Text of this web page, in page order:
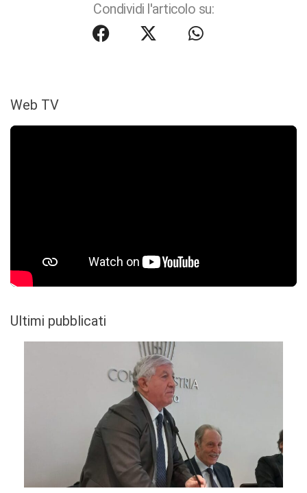
Condividi l'articolo su:
Web TV
Ultimi pubblicati